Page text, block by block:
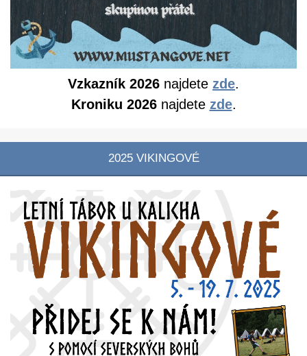
Vzkazník 2026 najdete zde.
Kroniku 2026najdete zde.
2025 VIKINGOVÉ